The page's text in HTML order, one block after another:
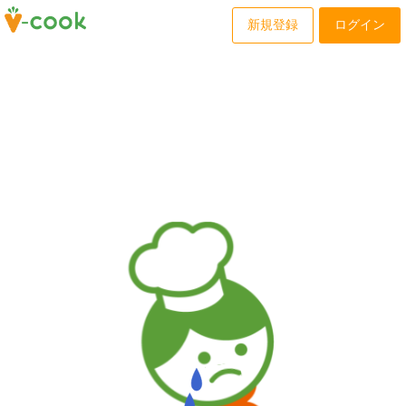
新規登録 ログイン